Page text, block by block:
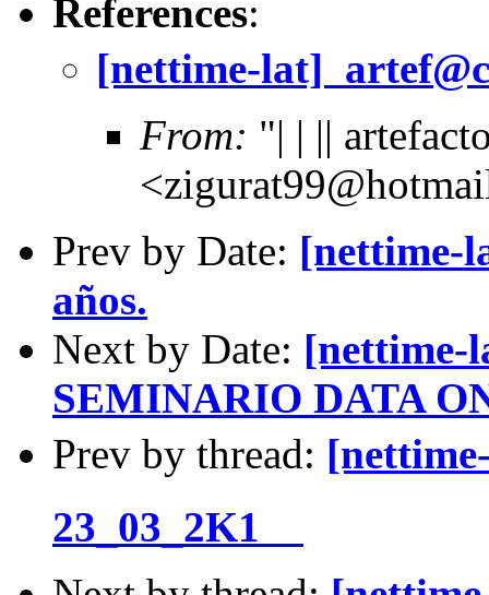
References:
[nettime-lat]  artef@ctos
From: "| | ||
Prev by Date: [nettime-
años.
Next by Date: [nettime-
SEMINARIO DATA
Prev by thread: [nettime-
23_03_2K1    